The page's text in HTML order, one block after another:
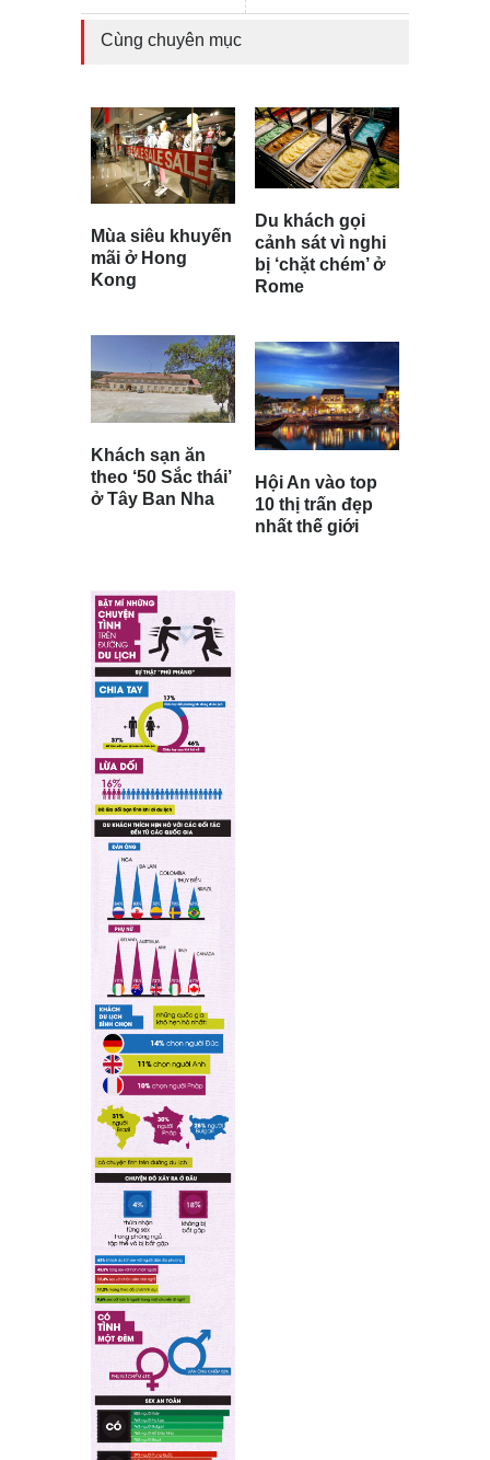
Cùng chuyên mục
Mùa siêu khuyến
mãi ở Hong
Kong
Khách sạn ăn
theo ‘50 Sắc thái’
ở Tây Ban Nha
Du khách gọi
cảnh sát vì nghi
bị ‘chặt chém’ ở
Rome
Hội An vào top
10 thị trấn đẹp
nhất thế giới